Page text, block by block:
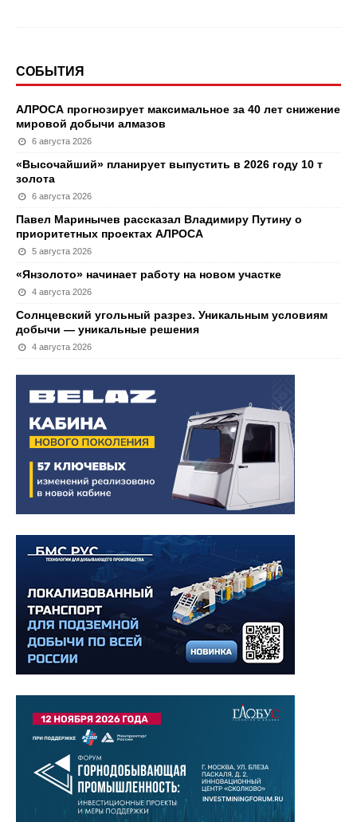
СОБЫТИЯ
АЛРОСА прогнозирует максимальное за 40 лет снижение
мировой добычи алмазов
6 августа 2026
«Высочайший» планирует выпустить в 2026 году 10 т
золота
6 августа 2026
Павел Маринычев рассказал Владимиру Путину о
приоритетных проектах АЛРОСА
5 августа 2026
«Янзолото» начинает работу на новом участке
4 августа 2026
Солнцевский угольный разрез. Уникальным условиям
добычи — уникальные решения
4 августа 2026